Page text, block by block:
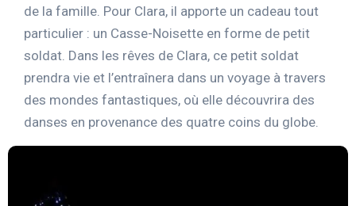
de la famille. Pour Clara, il apporte un cadeau tout
particulier : un Casse-Noisette en forme de petit
soldat. Dans les rêves de Clara, ce petit soldat
prendra vie et l’entraînera dans un voyage à travers
des mondes fantastiques, où elle découvrira des
danses en provenance des quatre coins du globe.